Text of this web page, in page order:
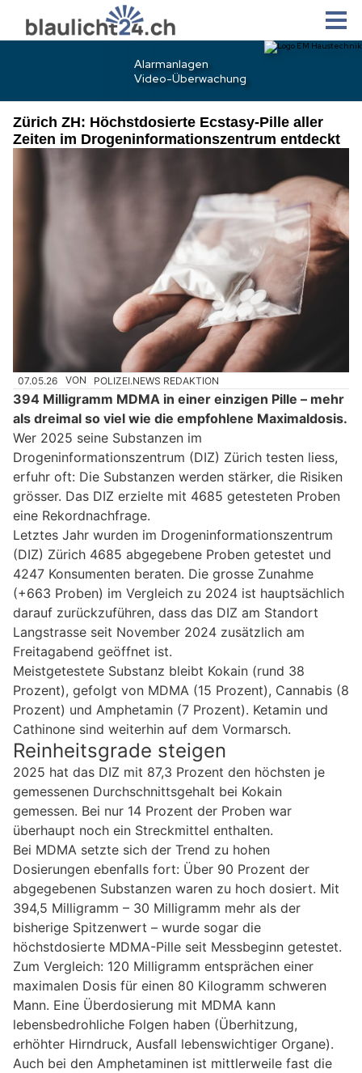
Zürich ZH: Höchstdosierte Ecstasy-Pille aller
Zeiten im Drogeninformationszentrum entdeckt
07.05.26 VON POLIZEI.NEWS REDAKTION
394 Milligramm MDMA in einer einzigen Pille – mehr
als dreimal so viel wie die empfohlene Maximaldosis.
Wer 2025 seine Substanzen im
Drogeninformationszentrum (DIZ) Zürich testen liess,
erfuhr oft: Die Substanzen werden stärker, die Risiken
grösser. Das DIZ erzielte mit 4685 getesteten Proben
eine Rekordnachfrage.
Letztes Jahr wurden im Drogeninformationszentrum
(DIZ) Zürich 4685 abgegebene Proben getestet und
4247 Konsumenten beraten. Die grosse Zunahme
(+663 Proben) im Vergleich zu 2024 ist hauptsächlich
darauf zurückzuführen, dass das DIZ am Standort
Langstrasse seit November 2024 zusätzlich am
Freitagabend geöffnet ist.
Meistgetestete Substanz bleibt Kokain (rund 38
Prozent), gefolgt von MDMA (15 Prozent), Cannabis (8
Prozent) und Amphetamin (7 Prozent). Ketamin und
Cathinone sind weiterhin auf dem Vormarsch.
Reinheitsgrade steigen
2025 hat das DIZ mit 87,3 Prozent den höchsten je
gemessenen Durchschnittsgehalt bei Kokain
gemessen. Bei nur 14 Prozent der Proben war
überhaupt noch ein Streckmittel enthalten.
Bei MDMA setzte sich der Trend zu hohen
Dosierungen ebenfalls fort: Über 90 Prozent der
abgegebenen Substanzen waren zu hoch dosiert. Mit
394,5 Milligramm – 30 Milligramm mehr als der
bisherige Spitzenwert – wurde sogar die
höchstdosierte MDMA-Pille seit Messbeginn getestet.
Zum Vergleich: 120 Milligramm entsprächen einer
maximalen Dosis für einen 80 Kilogramm schweren
Mann. Eine Überdosierung mit MDMA kann
lebensbedrohliche Folgen haben (Überhitzung,
erhöhter Hirndruck, Ausfall lebenswichtiger Organe).
Auch bei den Amphetaminen ist mittlerweile fast die